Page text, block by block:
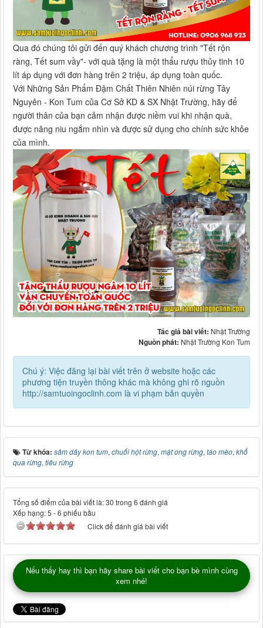
Qua đó chúng tôi gửi đến quý khách chương trình "Tết rộn
ràng, Tết sum vầy"- với quà tặng là một thẩu rượu thủy tinh 10
lít áp dụng với đơn hàng trên 2 triệu, áp dụng toàn quốc.
Với Những Sản Phẩm Đậm Chất Thiên Nhiên núi rừng Tây
Nguyên - Kon Tum của Cơ Sở KD & SX Nhật Trường, hãy để
người thân của bạn cảm nhận được niềm vui khi nhận quà,
được nâng niu ngắm nhìn và được sử dụng cho chính sức khỏe
của mình.
Tác giả bài viết: Nhật Trường
Nguồn phát: Nhật Trường Kon Tum
Chú ý: Việc đăng lại bài viết trên ở website hoặc các
phương tiện truyền thông khác mà không ghi rõ nguồn
http://samtuoingoclinh.com là vi phạm bản quyền
Từ khóa: sâm dây kon tum, chuối hột rừng, mật ong rừng, táo mèo, khổ
qua rừng, tiêu rừng
Tổng số điểm của bài viết là: 30 trong 6 đánh giá
Xếp hạng:5 -6 phiếu bầu
Click để đánh giá bài viết
Nếu thấy hay thì bạn hãy share bài viết cho bạn bè mình cùng
xem nhé!